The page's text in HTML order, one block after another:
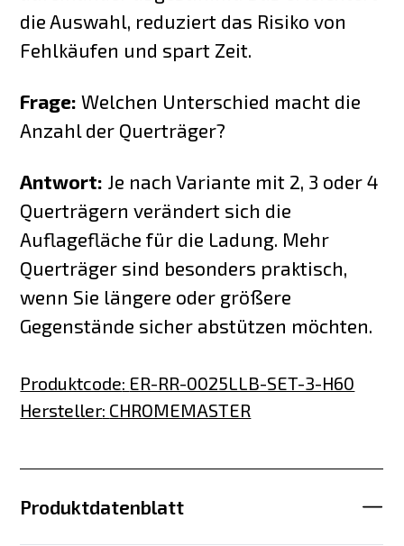
die Auswahl, reduziert das Risiko von
Fehlkäufen und spart Zeit.
Frage: Welchen Unterschied macht die
Anzahl der Querträger?
Antwort: Je nach Variante mit 2, 3 oder 4
Querträgern verändert sich die
Auflagefläche für die Ladung. Mehr
Querträger sind besonders praktisch,
wenn Sie längere oder größere
Gegenstände sicher abstützen möchten.
Produktcode: ER-RR-0025LLB-SET-3-H60
Hersteller: CHROMEMASTER
Produktdatenblatt